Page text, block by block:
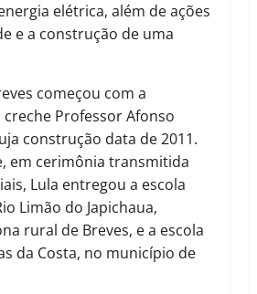
elétrica, além de ações
e a construção de uma
começou com a
Professor Afonso
construção data de 2011.
em cerimônia transmitida
Lula entregou a escola
Limão do Japichaua,
rural de Breves, e a escola
da Costa, no município de